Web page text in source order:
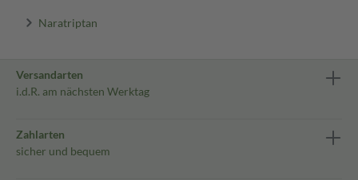
Naratriptan
Versandarten
i.d.R. am nächsten Werktag
Zahlarten
sicher und bequem